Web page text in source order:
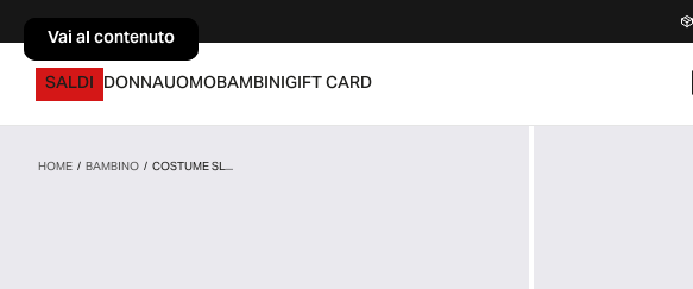
Vai al contenuto
SALDI DONNAUOMOBAMBINIGIFT CARD
HOME/BAMBINO/COSTUME SL...
Vai al contenuto